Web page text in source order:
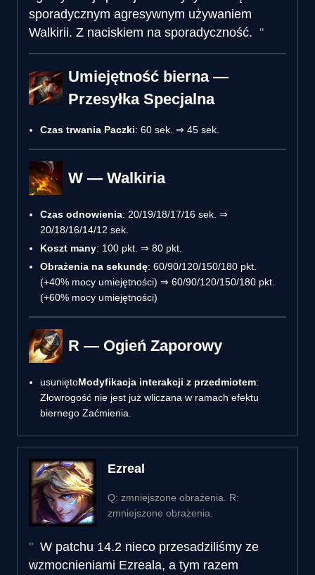
sporadycznym agresywnym używaniem
Walkirii. Z naciskiem na sporadyczność.
Umiejętność bierna —
Przesyłka Specjalna
Czas trwania Paczki: 60 sek. ⇒ 45 sek.
W — Walkiria
Czas odnowienia: 20/19/18/17/16 sek. ⇒
20/18/16/14/12 sek.
Koszt many: 100 pkt. ⇒ 80 pkt.
Obrażenia na sekundę: 60/90/120/150/180 pkt.
(+40% mocy umiejętności) ⇒ 60/90/120/150/180 pkt.
(+60% mocy umiejętności)
R — Ogień Zaporowy
usuniętoModyfikacja interakcji z przedmiotem:
Złowrogość nie jest już wliczana w ramach efektu
biernego Zaćmienia.
Ezreal
Q: zmniejszone obrażenia. R:
zmniejszone obrażenia.
W patchu 14.2 nieco przesadziliśmy ze
wzmocnieniami Ezreala, a tym razem